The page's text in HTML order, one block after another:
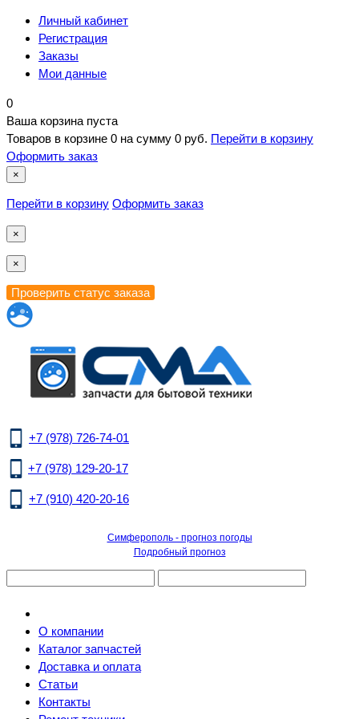
Личный кабинет
Регистрация
Заказы
Мои данные
0
Ваша корзина пуста
Товаров в корзине 0 на сумму 0 руб. Перейти в корзину
Оформить заказ
×
Перейти в корзину Оформить заказ
×
×
+7 (978) 726-74-01
+7 (978) 129-20-17
+7 (910) 420-20-16
Симферополь - прогноз погоды
Подробный прогноз
О компании
Каталог запчастей
Доставка и оплата
Статьи
Контакты